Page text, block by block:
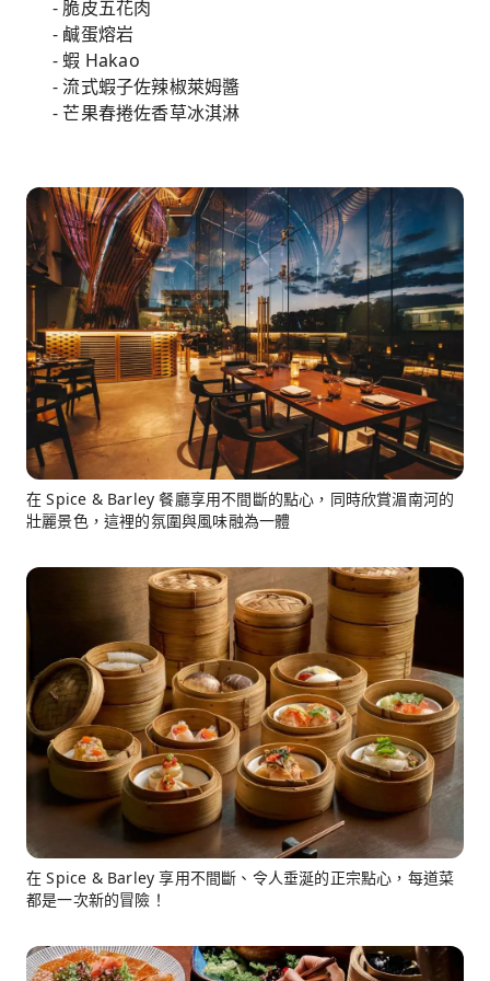
- 脆皮五花肉
- 鹹蛋熔岩
- 蝦 Hakao
- 流式蝦子佐辣椒萊姆醬
- 芒果春捲佐香草冰淇淋
在 Spice & Barley 餐廳享用不間斷的點心，同時欣賞湄南河的
壯麗景色，這裡的氛圍與風味融為一體
在 Spice & Barley 享用不間斷、令人垂涎的正宗點心，每道菜
都是一次新的冒險！